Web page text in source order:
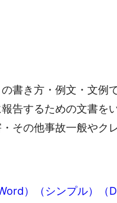
書き方・例文・文例
告するための文書をい
その他事故一般やク
）（シンプル）（